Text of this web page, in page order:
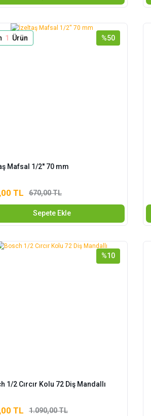
1 Ürün %50
Mafsal 1/2'' 70 mm
TL 670,00 TL
Sepete Ekle
%10
1/2 Cırcır Kolu 72 Diş Mandallı
TL 1.090,00 TL